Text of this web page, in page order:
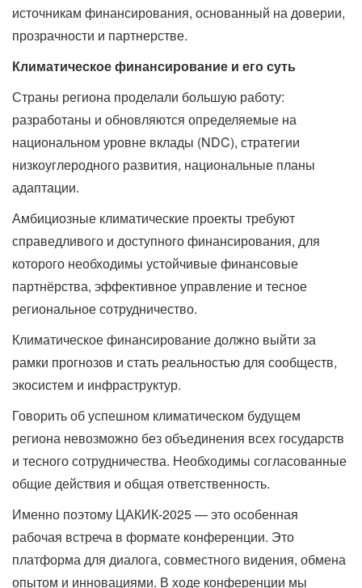
источникам финансирования, основанный на доверии,
прозрачности и партнерстве.
Климатическое финансирование и его суть
Страны региона проделали большую работу:
разработаны и обновляются определяемые на
национальном уровне вклады (NDC), стратегии
низкоуглеродного развития, национальные планы
адаптации.
Амбициозные климатические проекты требуют
справедливого и доступного финансирования, для
которого необходимы устойчивые финансовые
партнёрства, эффективное управление и тесное
региональное сотрудничество.
Климатическое финансирование должно выйти за
рамки прогнозов и стать реальностью для сообществ,
экосистем и инфраструктур.
Говорить об успешном климатическом будущем
региона невозможно без объединения всех государств
и тесного сотрудничества. Необходимы согласованные
общие действия и общая ответственность.
Именно поэтому ЦАКИК-2025 — это особенная
рабочая встреча в формате конференции. Это
платформа для диалога, совместного видения, обмена
опытом и инновациями. В ходе конференции мы